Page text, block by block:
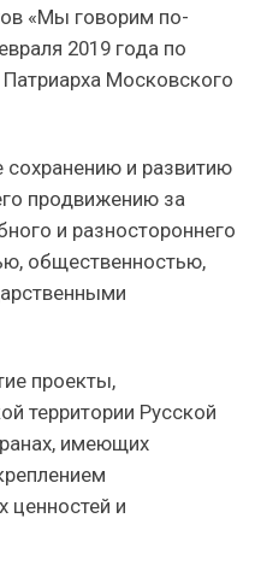
«Мы говорим по-
2019 года по
Московского
сохранению и развитию
продвижению за
и разностороннего
общественностью,
проекты,
территории Русской
имеющих
ценностей и